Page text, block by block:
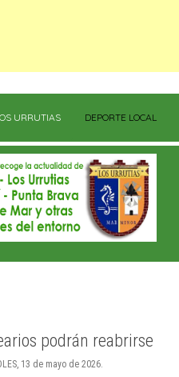
URRUTIAS DEPORTE LOCAL
podrán reabrirse
13 de mayo de 2026.